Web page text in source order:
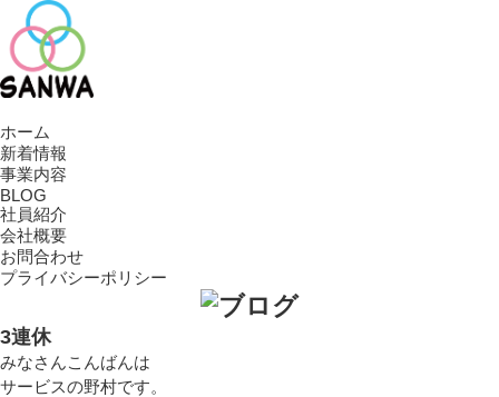
ホーム
新着情報
事業内容
BLOG
社員紹介
会社概要
お問合わせ
プライバシーポリシー
3連休
みなさんこんばんは
サービスの野村です。